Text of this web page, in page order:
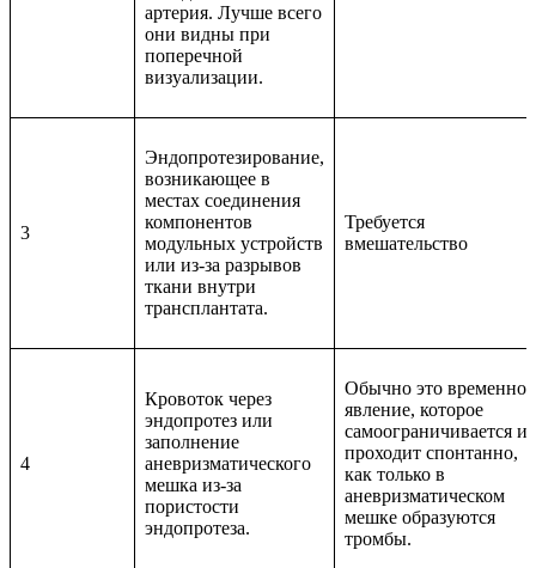
артерия. Лучше всего
они видны при
поперечной
визуализации.
3
Эндопротезирование,
возникающее в
местах соединения
компонентов
модульных устройств
или из-за разрывов
ткани внутри
трансплантата.
Требуется
вмешательство
4
Кровоток через
эндопротез или
заполнение
аневризматического
мешка из-за
пористости
эндопротеза.
Обычно это временное
явление, которое
самоограничивается и
проходит спонтанно,
как только в
аневризматическом
мешке образуются
тромбы.